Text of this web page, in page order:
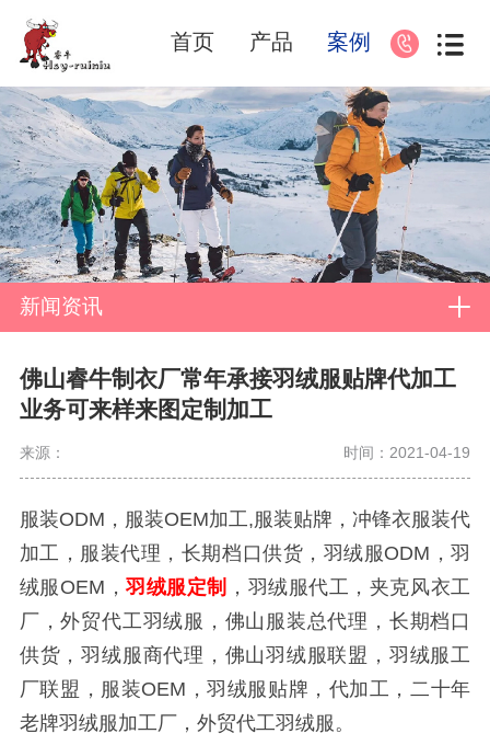
首页 产品 案例
新闻资讯
佛山睿牛制衣厂常年承接羽绒服贴牌代加工
业务可来样来图定制加工
来源： 时间：2021-04-19
服装ODM，服装OEM加工,服装贴牌，冲锋衣服装代
加工，服装代理，长期档口供货，羽绒服ODM，羽
绒服OEM，羽绒服定制
，羽绒服代工，夹克风衣工
厂，外贸代工羽绒服，佛山服装总代理，长期档口
供货，羽绒服商代理，佛山羽绒服联盟，羽绒服工
厂联盟，服装OEM，羽绒服贴牌，代加工，二十年
老牌羽绒服加工厂，外贸代工羽绒服。